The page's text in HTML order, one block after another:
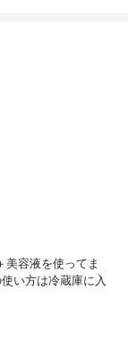
美容液を使ってま
い方は冷蔵庫に入